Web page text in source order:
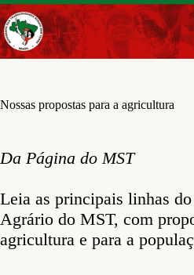
Pular
para
o
conteúdo
Nossas propostas para a agricultura
Da Página do MST
Leia as principais linhas
Agrário do MST, com
agricultura e para a